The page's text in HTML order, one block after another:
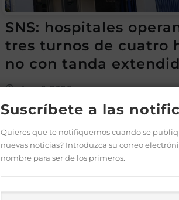
SNS: hospitales
tres turnos de cuatro
no con tanda
Ago 6, 2026
Suscríbete a las
Quieres que te notifiquemos cuando se
nuevas noticias? Introduzca su correo
nombre para ser de los primeros.